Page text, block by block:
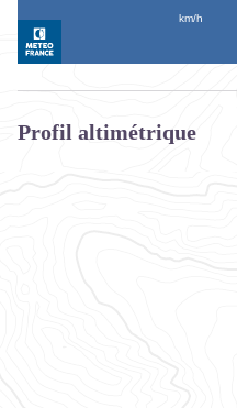
Profil altimétrique